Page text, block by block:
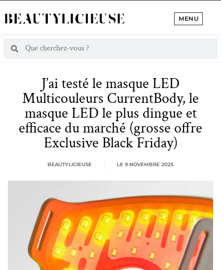
MENU
J’ai testé le masque LED
Multicouleurs CurrentBody, le
masque LED le plus dingue et
efficace du marché (grosse offre
Exclusive Black Friday)
BEAUTYLICIEUSE LE 9 NOVEMBRE 2025